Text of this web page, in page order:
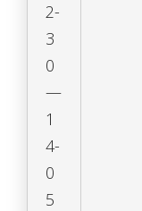
2-
3
0
—
1
4-
0
5